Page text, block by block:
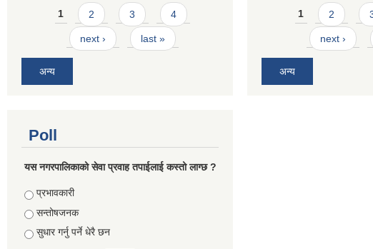
Pages
1 2 3 4
next › last »
अन्य
Pages
1 2
next ›
अन्य
Poll
यस नगरपालिकाको सेवा प्रवाह तपाईलाई कस्तो लाग्छ ?
Choices
प्रभावकारी
सन्तोषजनक
सुधार गर्नु पर्ने धेरै छन